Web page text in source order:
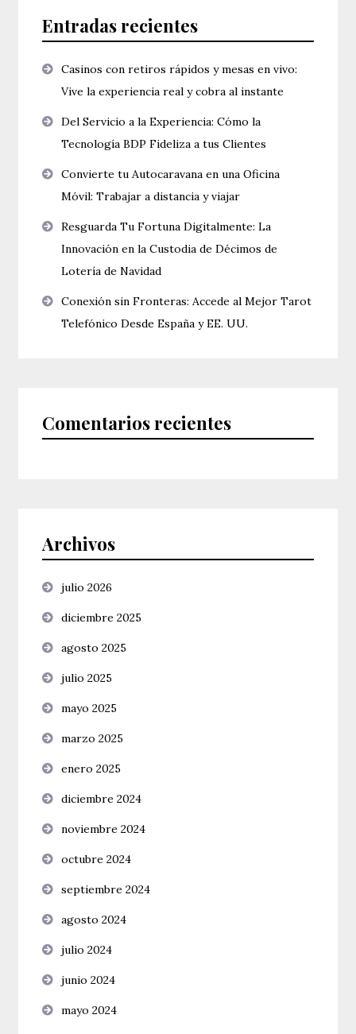
Entradas recientes
Casinos con retiros rápidos y mesas en vivo:
Vive la experiencia real y cobra al instante
Del Servicio a la Experiencia: Cómo la
Tecnología BDP Fideliza a tus Clientes
Convierte tu Autocaravana en una Oficina
Móvil: Trabajar a distancia y viajar
Resguarda Tu Fortuna Digitalmente: La
Innovación en la Custodia de Décimos de
Lotería de Navidad
Conexión sin Fronteras: Accede al Mejor Tarot
Telefónico Desde España y EE. UU.
Comentarios recientes
Archivos
julio 2026
diciembre 2025
agosto 2025
julio 2025
mayo 2025
marzo 2025
enero 2025
diciembre 2024
noviembre 2024
octubre 2024
septiembre 2024
agosto 2024
julio 2024
junio 2024
mayo 2024